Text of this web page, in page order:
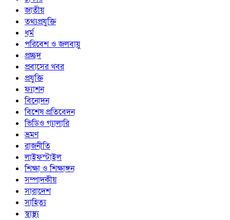
জাতীয়
তথ্যপ্রযুক্তি
ধর্ম
পরিবেশ ও জলবায়ু
প্রচ্ছদ
প্রবাসের খবর
প্রযুক্তি
ফ্যাশন
বিনোদন
বিশেষ প্রতিবেদন
ভিডিও গ্যালারি
ভ্রমণ
রাজনীতি
লাইফস্টাইল
শিক্ষা ও শিক্ষাঙ্গন
সম্পাদকীয়
সারাদেশ
সাহিত্য
স্বাস্থ্য